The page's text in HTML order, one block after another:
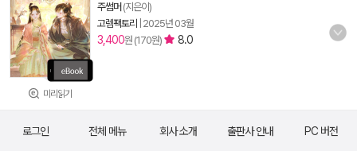
미리읽기
주썸머 (지은이)
고렘팩토리
2025년 03월
3,400원 (170원) 8.0
로그인 전체 메뉴 회사 소개 출판사 안내 PC 버전